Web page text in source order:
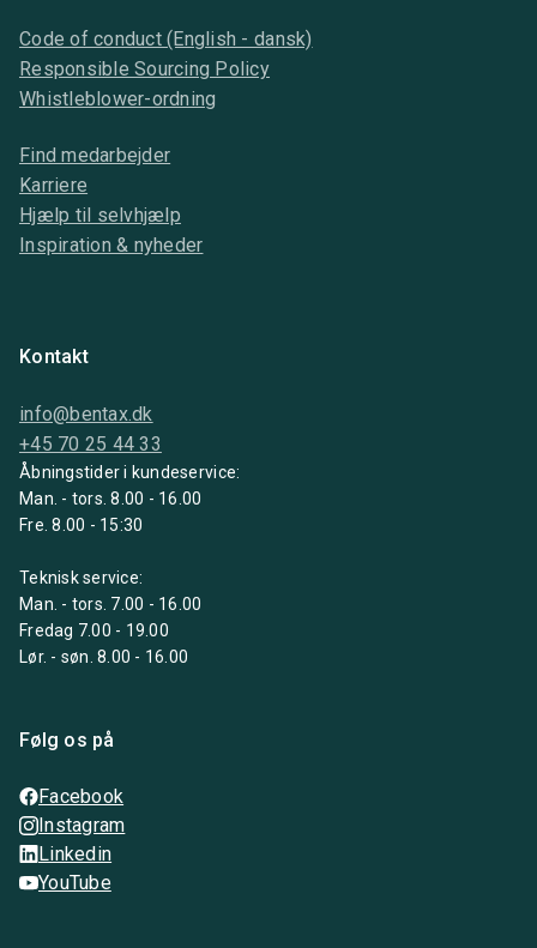
Code of conduct (English - dansk)
Responsible Sourcing Policy
Whistleblower-ordning
Find medarbejder
Karriere
Hjælp til selvhjælp
Inspiration & nyheder
Kontakt
info@bentax.dk
+45 70 25 44 33
Åbningstider i kundeservice:
Man. - tors. 8.00 - 16.00
Fre. 8.00 - 15:30
Teknisk service:
Man. - tors. 7.00 - 16.00
Fredag 7.00 - 19.00
Lør. - søn. 8.00 - 16.00
Følg os på
Facebook
Instagram
Linkedin
YouTube